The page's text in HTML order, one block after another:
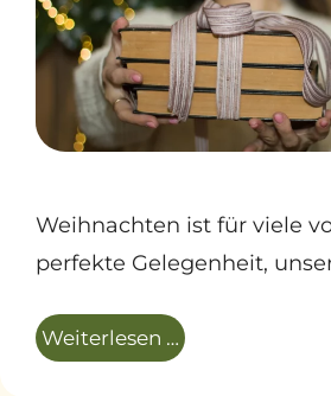
Weihnachten ist für viele
perfekte Gelegenheit,
Weiterlesen …